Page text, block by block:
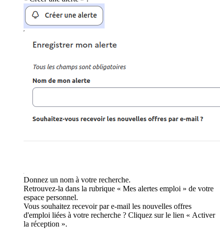
Donnez un nom à votre recherche.
Retrouvez-la dans la rubrique « Mes alertes emploi » de votre
espace personnel.
Vous souhaitez recevoir par e-mail les nouvelles offres
d'emploi liées à votre recherche ? Cliquez sur le lien « Activer
la réception ».